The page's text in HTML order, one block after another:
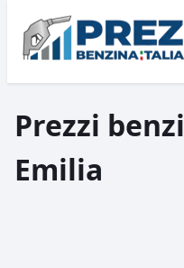
Prezzi
Emilia